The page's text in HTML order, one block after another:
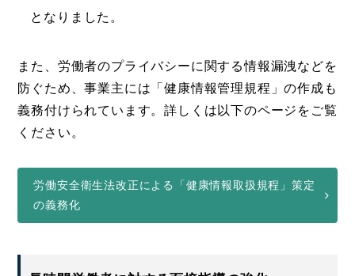
となりました。
また、労働者のプライバシーに関する情報漏洩などを
防ぐため、事業主には「健康情報管理規程」の作成も
義務付けられています。詳しくは以下のページをご覧
ください。
労働安全衛生法改正による「健康情報取扱規程」策定
の義務化